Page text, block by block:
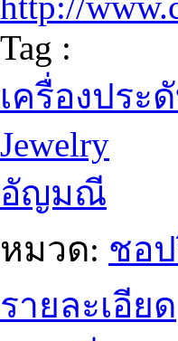
Tag :
เครื่องประ
Jewelry
อัญมณี
หมวด: ชอ
รายละเอียด